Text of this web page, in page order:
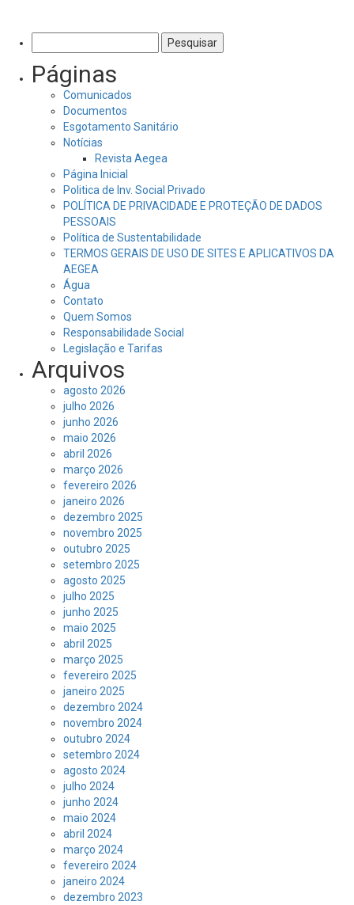
por:
Páginas
Comunicados
Documentos
Esgotamento Sanitário
Notícias
Revista Aegea
Página Inicial
Politica de Inv. Social Privado
POLÍTICA DE PRIVACIDADE E PROTEÇÃO DE DADOS
PESSOAIS
Política de Sustentabilidade
TERMOS GERAIS DE USO DE SITES E APLICATIVOS DA
AEGEA
Água
Contato
Quem Somos
Responsabilidade Social
Legislação e Tarifas
Arquivos
agosto 2026
julho 2026
junho 2026
maio 2026
abril 2026
março 2026
fevereiro 2026
janeiro 2026
dezembro 2025
novembro 2025
outubro 2025
setembro 2025
agosto 2025
julho 2025
junho 2025
maio 2025
abril 2025
março 2025
fevereiro 2025
janeiro 2025
dezembro 2024
novembro 2024
outubro 2024
setembro 2024
agosto 2024
julho 2024
junho 2024
maio 2024
abril 2024
março 2024
fevereiro 2024
janeiro 2024
dezembro 2023